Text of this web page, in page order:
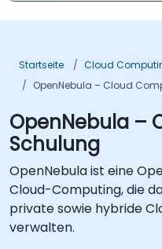
Startseite
Cloud
OpenNebula – Cloud
OpenNebula –
Schulung
OpenNebula ist eine
Cloud-Computing, die
private sowie hybride
verwalten.